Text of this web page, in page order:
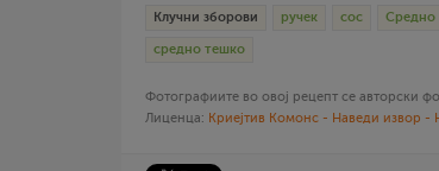
Клучни зборови ручек сос Средно
средно тешко
Фотографиите во овој рецепт се авторски
Лиценца: Криејтив Комонс - Наведи извор -